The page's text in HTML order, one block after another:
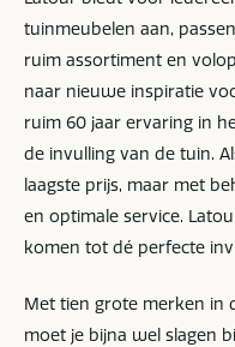
tuinmeubelen aan,
ruim assortiment en
naar nieuwe inspiratie
ruim 60 jaar ervaring in
de invulling van de tuin.
laagste prijs, maar met
en optimale service.
komen tot dé perfecte
Met tien grote merken in
moet je bijna wel slagen